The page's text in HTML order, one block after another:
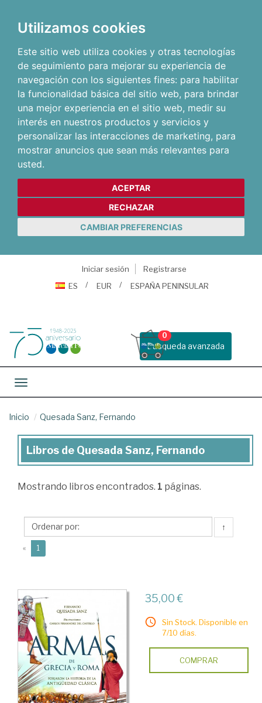
Utilizamos cookies
Este sitio web utiliza cookies y otras tecnologías
de seguimiento para mejorar su experiencia de
navegación con los siguientes fines: para habilitar
la funcionalidad básica del sitio web, para brindar
una mejor experiencia en el sitio web, medir su
interés en nuestros productos y servicios y
personalizar las interacciones de marketing, para
mostrar anuncios que sean más relevantes para
usted.
ACEPTAR
RECHAZAR
CAMBIAR PREFERENCIAS
Iniciar sesión
Registrarse
ES
EUR ESPAÑA PENINSULAR
Busqueda avanzada
0
Toggle navigation
Inicio Quesada Sanz, Fernando
Libros
Quesada
Fernando
Libros de Quesada Sanz, Fernando
Mostrando libros encontrados. 1 páginas.
↑
« 1
35,00 €
Sin Stock. Disponible en
7/10 días.
COMPRAR